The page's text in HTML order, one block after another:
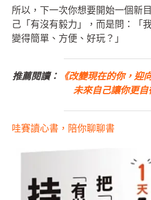
所以，下一次你想要開始一個新
己「有沒有毅力」，而是問：「
變得簡單、方便、好玩？」
推薦閱讀：
《改變現在的你，迎
未來自己讓你更自
哇賽讀心書，陪你聊聊書